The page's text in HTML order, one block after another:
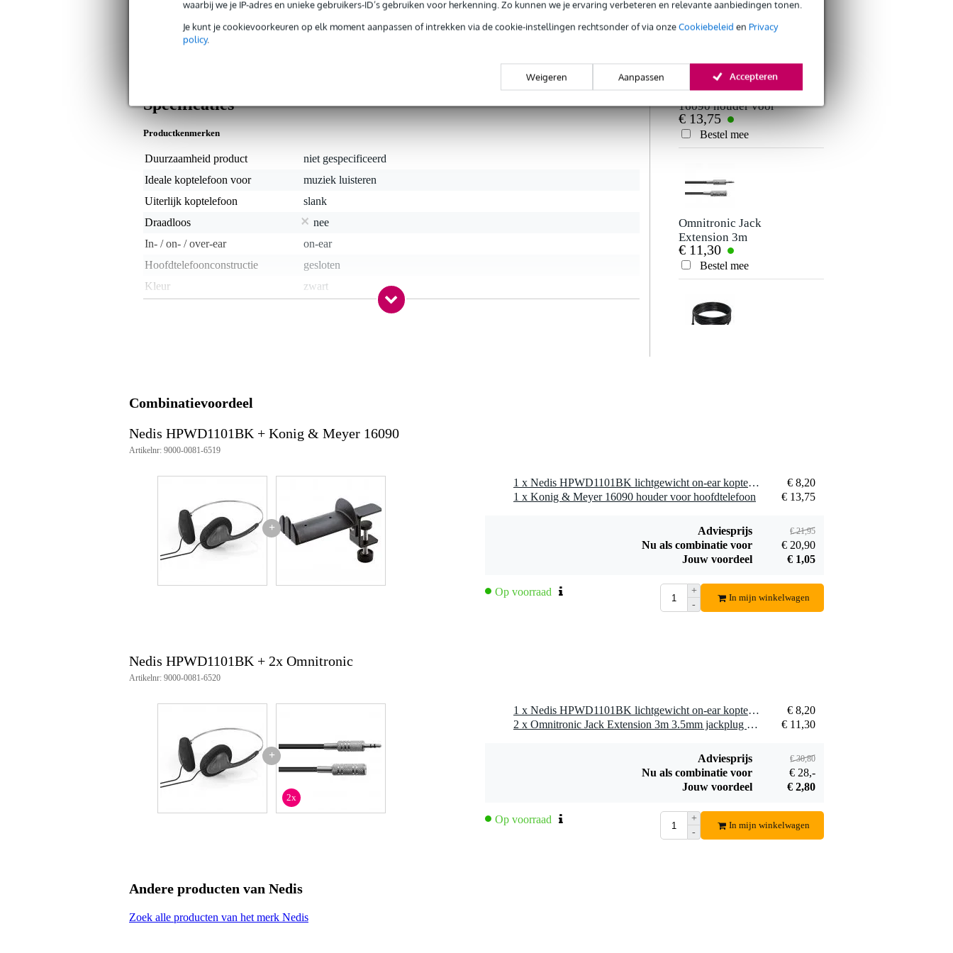
waarbij we je IP-adres en unieke gebruikers-ID’s gebruiken voor herkenning. Zo kunnen we je ervaring verbeteren en relevante aanbiedingen tonen.
Je kunt je cookievoorkeuren op elk moment aanpassen of intrekken via de cookie-instellingen rechtsonder of via onzeCookiebeleid en Privacy
policy.
Weigeren Aanpassen Accepteren
Een eenvoudige koptelefoon met gewoon simpele specificaties, dat is de Nedis HPWD1101BK. Deze
type connector waar deze Nedis HPWD1101BK van is voorzien. En wat betreft de kabellengte, deze bedraagt
Specificaties
Productkenmerken
Duurzaamheid product
niet gespecificeerd
Ideale koptelefoon voor
muziek luisteren
Uiterlijk koptelefoon
slank
Draadloos
nee
In- / on- / over-ear
on-ear
Hoofdtelefoonconstructie
gesloten
Kleur
zwart
Kabel afneembaar
nee
Gewicht koptelefoon
Type audio connector
jack 3.5 mm TRS
Impedantie hoofdtelefoon
30-39 Ohm
Minimum frequentie
20 - 21 Hz
Maximum frequentie
20 - 20.9 kHz
Nedis HPWD1101BK
kabellengte: 1.2 m
connector: 3.5 mm mini-jack
hoofdband verstelbaar: ja
gewicht: 42 gr
kleur: zwart
Je ervaring
Verstuur
schroefdraad (set
Bestel mee
Konig & Meyer
16090 houder voor
hoofdtelefoon
€ 13,75
Bestel mee
Omnitronic Jack
Extension 3m
3.5mm jackplug
verlengkabel 3m
€ 11,30
Bestel mee
Combinatievoordeel
Nedis HPWD1101BK + Konig & Meyer 16090
Artikelnr: 9000-0081-6519
+
1 x Nedis HPWD1101BK lichtgewicht on-ear koptelefoon zwart 3.5 mm
€ 8,20
1 x Konig & Meyer 16090 houder voor hoofdtelefoon
€ 13,75
Adviesprijs € 21,95
Nu als combinatie voor
€ 20,90
Jouw voordeel
€ 1,05
Op voorraad
+
-
In mijn winkelwagen
Nedis HPWD1101BK + 2x Omnitronic
Artikelnr: 9000-0081-6520
+
2x
1 x Nedis HPWD1101BK lichtgewicht on-ear koptelefoon zwart 3.5 mm
€ 8,20
2 x Omnitronic Jack Extension 3m 3.5mm jackplug verlengkabel 3m
€ 11,30
Adviesprijs € 30,80
Nu als combinatie voor
€ 28,-
Jouw voordeel
€ 2,80
Op voorraad
+
-
In mijn winkelwagen
Andere producten van Nedis
Zoek alle producten van het merk Nedis